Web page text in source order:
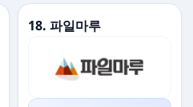
18. 파일마루